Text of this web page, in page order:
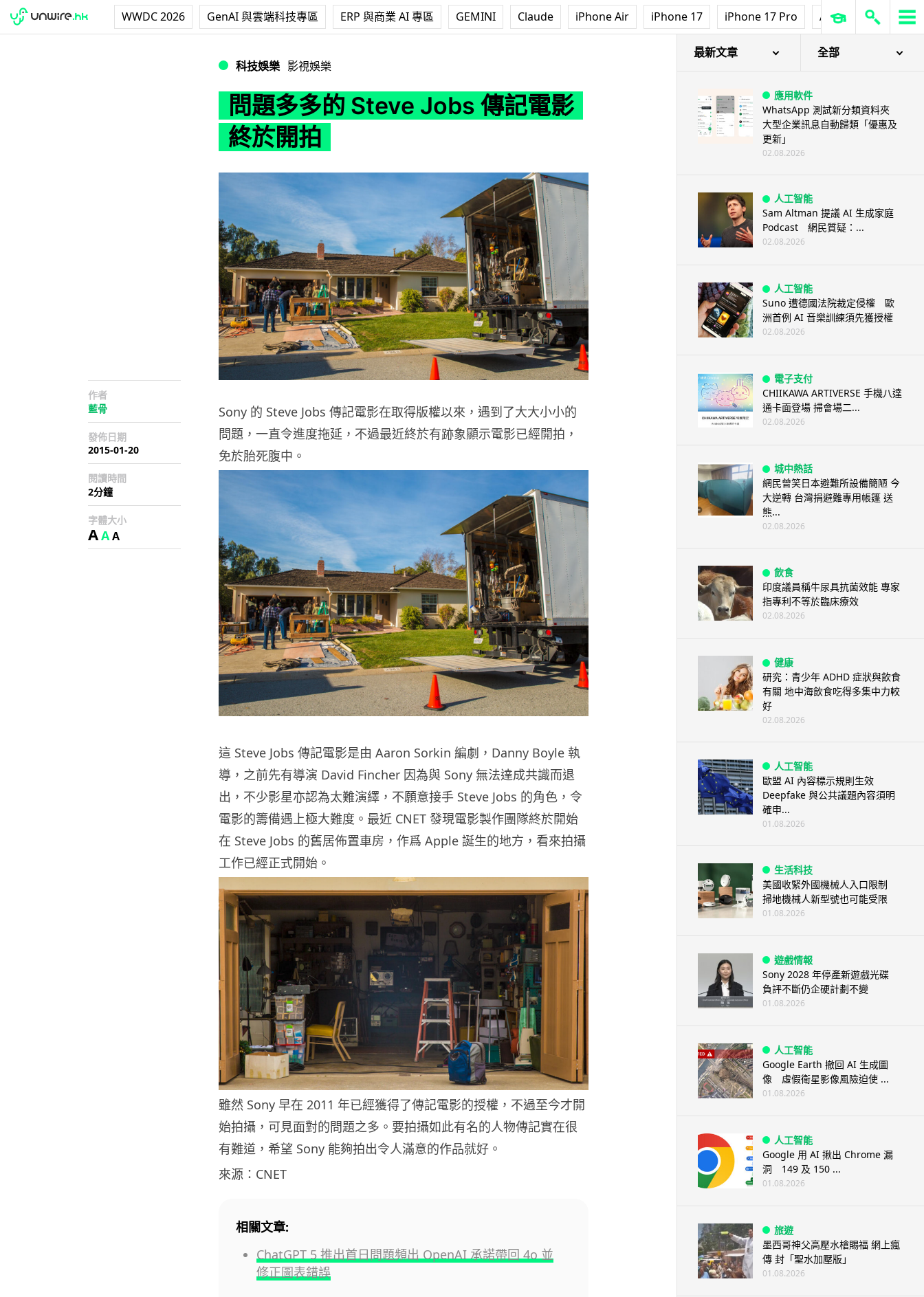
WWDC 2026 GenAI 與雲端科技專區 ERP 與商業 AI 專區 GEMINI Claude iPhone Air iPhone 17 iPhone 17 Pro AirPods Pro 3
科技娛樂 影視娛樂
問題多多的 Steve Jobs 傳記電影
終於開拍
作者
藍骨
發佈日期
2015-01-20
閱讀時間
2分鐘
字體大小
AAA
Sony 的 Steve Jobs 傳記電影在取得版權以來，遇到了大大小小的
問題，一直令進度拖延，不過最近終於有跡象顯示電影已經開拍，
免於胎死腹中。
這 Steve Jobs 傳記電影是由 Aaron Sorkin 編劇，Danny Boyle 執
導，之前先有導演 David Fincher 因為與 Sony 無法達成共識而退
出，不少影星亦認為太難演繹，不願意接手 Steve Jobs 的角色，令
電影的籌備遇上極大難度。最近 CNET 發現電影製作團隊終於開始
在 Steve Jobs 的舊居佈置車房，作爲 Apple 誕生的地方，看來拍攝
工作已經正式開始。
雖然 Sony 早在 2011 年已經獲得了傳記電影的授權，不過至今才開
始拍攝，可見面對的問題之多。要拍攝如此有名的人物傳記實在很
有難道，希望 Sony 能夠拍出令人滿意的作品就好。
來源：CNET
相關文章:
ChatGPT 5 推出首日問題頻出 OpenAI 承諾帶回 4o 並
修正圖表錯誤
最新文章 全部
應用軟件
WhatsApp 測試新分類資料夾
大型企業訊息自動歸類「優惠及
更新」
02.08.2026
人工智能
Sam Altman 提議 AI 生成家庭
Podcast 網民質疑：...
02.08.2026
人工智能
Suno 遭德國法院裁定侵權 歐
洲首例 AI 音樂訓練須先獲授權
02.08.2026
電子支付
CHIIKAWA ARTIVERSE 手機八達
通卡面登場 掃會場二...
02.08.2026
城中熱話
網民曾笑日本避難所設備簡陋 今
大逆轉 台灣捐避難專用帳篷 送
熊...
02.08.2026
飲食
印度議員稱牛尿具抗菌效能 專家
指專利不等於臨床療效
02.08.2026
健康
研究：青少年 ADHD 症狀與飲食
有關 地中海飲食吃得多集中力較
好
02.08.2026
人工智能
歐盟 AI 內容標示規則生效
Deepfake 與公共議題內容須明
確申...
01.08.2026
生活科技
美國收緊外國機械人入口限制
掃地機械人新型號也可能受限
01.08.2026
遊戲情報
Sony 2028 年停產新遊戲光碟
負評不斷仍企硬計劃不變
01.08.2026
人工智能
Google Earth 撤回 AI 生成圖
像 虛假衛星影像風險迫使 ...
01.08.2026
人工智能
Google 用 AI 揪出 Chrome 漏
洞 149 及 150 ...
01.08.2026
旅遊
墨西哥神父高壓水槍賜福 網上瘋
傳 封「聖水加壓版」
01.08.2026